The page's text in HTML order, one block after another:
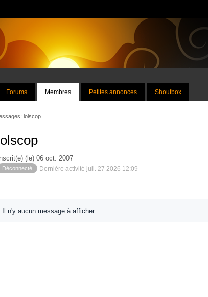
Forums Membres Petites annonces Shoutbox
lolscop
Inscrit(e) (le) 06 oct. 2007
Déconnecté Dernière activité juil. 27 2026 12:09
Il n'y aucun message à afficher.